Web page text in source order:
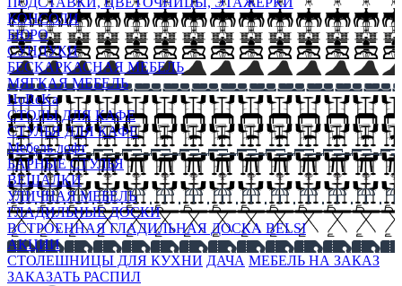
КОНСОЛИ
БЮРО
СУНДУКИ
БЕСКАРКАСНАЯ МЕБЕЛЬ
МЯГКАЯ МЕБЕЛЬ
HoReKa
СТОЛЫ ДЛЯ КАФЕ
СТУЛЬЯ ДЛЯ КАФЕ
Мебель лофт
БАРНЫЕ СТУЛЬЯ
ВЕШАЛКИ
УЛИЧНАЯ МЕБЕЛЬ
ГЛАДИЛЬНЫЕ ДОСКИ
ВСТРОЕННАЯ ГЛАДИЛЬНАЯ ДОСКА BELSI
АКЦИИ
СТОЛЕШНИЦЫ ДЛЯ КУХНИ ДАЧА МЕБЕЛЬ НА ЗАКАЗ
ЗАКАЗАТЬ РАСПИЛ